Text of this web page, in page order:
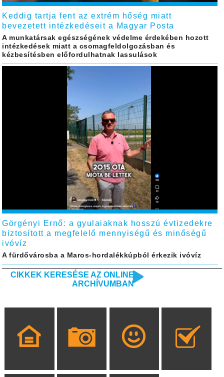
Keddig tartja fent az extrém hőség miatt
bevezetett intézkedéseit a Magyar Posta
A munkatársak egészségének védelme érdekében hozott
intézkedések miatt a csomagfeldolgozásban és
kézbesítésben előfordulhatnak lassulások
Görgényi Ernő: a gyulaiaknak hosszú évtizedekre
biztosított a megfelelő mennyiségű és minőségű
ivóvíz
A fürdővárosba a Maros-hordalékkúpból érkezik ivóvíz
CIKKEK KERESÉSE AZ ONLINE
ARCHÍVUMBAN